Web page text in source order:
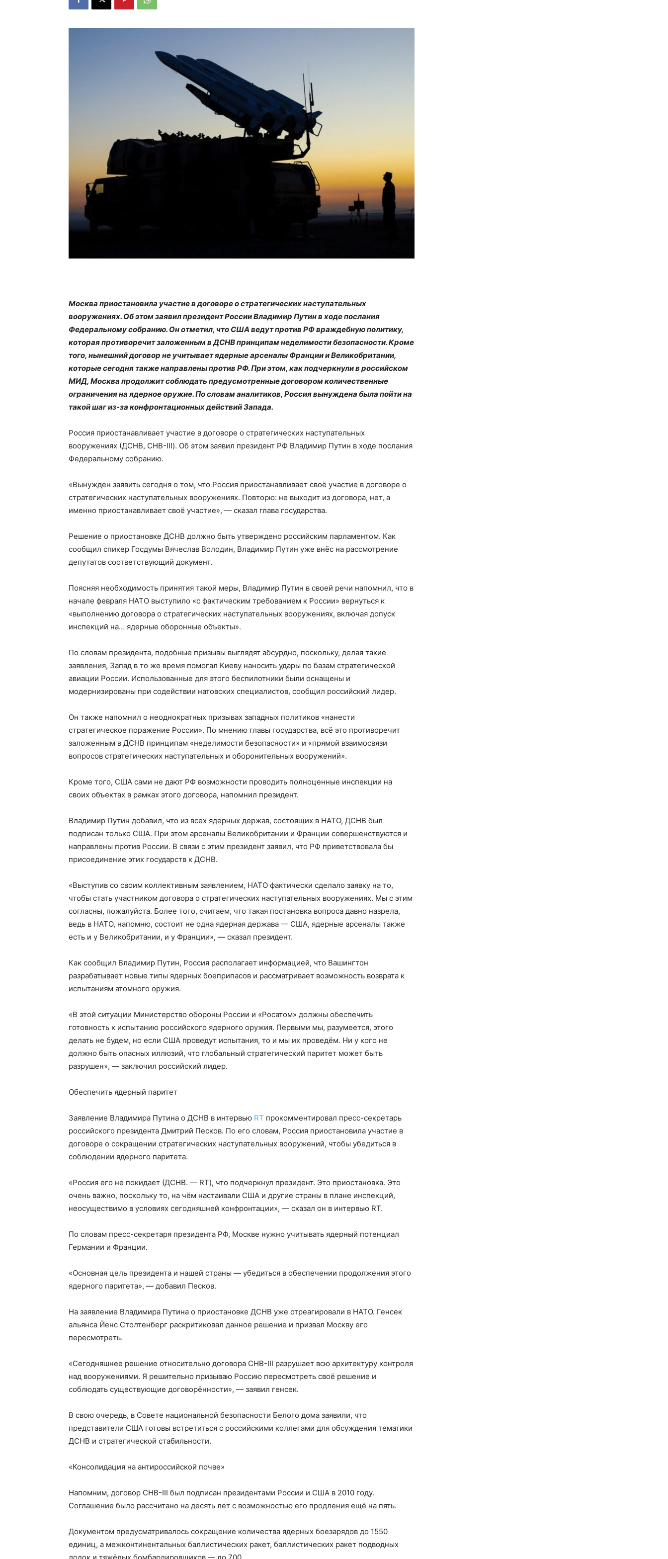
Москва приостановила участие в договоре о стратегических наступательных
вооружениях. Об этом заявил президент России Владимир Путин в ходе послания
Федеральному собранию. Он отметил, что США ведут против РФ враждебную политику,
которая противоречит заложенным в ДСНВ принципам неделимости безопасности. Кроме
того, нынешний договор не учитывает ядерные арсеналы Франции и Великобритании,
которые сегодня также направлены против РФ. При этом, как подчеркнули в российском
МИД, Москва продолжит соблюдать предусмотренные договором количественные
ограничения на ядерное оружие. По словам аналитиков, Россия вынуждена была пойти на
такой шаг из-за конфронтационных действий Запада.
Россия приостанавливает участие в договоре о стратегических наступательных
вооружениях (ДСНВ, СНВ-III). Об этом заявил президент РФ Владимир Путин в ходе послания
Федеральному собранию.
«Вынужден заявить сегодня о том, что Россия приостанавливает своё участие в договоре о
стратегических наступательных вооружениях. Повторю: не выходит из договора, нет, а
именно приостанавливает своё участие», — сказал глава государства.
Решение о приостановке ДСНВ должно быть утверждено российским парламентом. Как
сообщил спикер Госдумы Вячеслав Володин, Владимир Путин уже внёс на рассмотрение
депутатов соответствующий документ.
Поясняя необходимость принятия такой меры, Владимир Путин в своей речи напомнил, что в
начале февраля НАТО выступило «с фактическим требованием к России» вернуться к
«выполнению договора о стратегических наступательных вооружениях, включая допуск
инспекций на… ядерные оборонные объекты».
По словам президента, подобные призывы выглядят абсурдно, поскольку, делая такие
заявления, Запад в то же время помогал Киеву наносить удары по базам стратегической
авиации России. Использованные для этого беспилотники были оснащены и
модернизированы при содействии натовских специалистов, сообщил российский лидер.
Он также напомнил о неоднократных призывах западных политиков «нанести
стратегическое поражение России». По мнению главы государства, всё это противоречит
заложенным в ДСНВ принципам «неделимости безопасности» и «прямой взаимосвязи
вопросов стратегических наступательных и оборонительных вооружений».
Кроме того, США сами не дают РФ возможности проводить полноценные инспекции на
своих объектах в рамках этого договора, напомнил президент.
Владимир Путин добавил, что из всех ядерных держав, состоящих в НАТО, ДСНВ был
подписан только США. При этом арсеналы Великобритании и Франции совершенствуются и
направлены против России. В связи с этим президент заявил, что РФ приветствовала бы
присоединение этих государств к ДСНВ.
«Выступив со своим коллективным заявлением, НАТО фактически сделало заявку на то,
чтобы стать участником договора о стратегических наступательных вооружениях. Мы с этим
согласны, пожалуйста. Более того, считаем, что такая постановка вопроса давно назрела,
ведь в НАТО, напомню, состоит не одна ядерная держава — США, ядерные арсеналы также
есть и у Великобритании, и у Франции», — сказал президент.
Как сообщил Владимир Путин, Россия располагает информацией, что Вашингтон
разрабатывает новые типы ядерных боеприпасов и рассматривает возможность возврата к
испытаниям атомного оружия.
«В этой ситуации Министерство обороны России и «Росатом» должны обеспечить
готовность к испытанию российского ядерного оружия. Первыми мы, разумеется, этого
делать не будем, но если США проведут испытания, то и мы их проведём. Ни у кого не
должно быть опасных иллюзий, что глобальный стратегический паритет может быть
разрушен», — заключил российский лидер.
Обеспечить ядерный паритет
Заявление Владимира Путина о ДСНВ в интервью RT прокомментировал пресс-секретарь
российского президента Дмитрий Песков. По его словам, Россия приостановила участие в
договоре о сокращении стратегических наступательных вооружений, чтобы убедиться в
соблюдении ядерного паритета.
«Россия его не покидает (ДСНВ. — RT), что подчеркнул президент. Это приостановка. Это
очень важно, поскольку то, на чём настаивали США и другие страны в плане инспекций,
неосуществимо в условиях сегодняшней конфронтации», — сказал он в интервью RT.
По словам пресс-секретаря президента РФ, Москве нужно учитывать ядерный потенциал
Германии и Франции.
«Основная цель президента и нашей страны — убедиться в обеспечении продолжения этого
ядерного паритета», — добавил Песков.
На заявление Владимира Путина о приостановке ДСНВ уже отреагировали в НАТО. Генсек
альянса Йенс Столтенберг раскритиковал данное решение и призвал Москву его
пересмотреть.
«Сегодняшнее решение относительно договора СНВ-III разрушает всю архитектуру контроля
над вооружениями. Я решительно призываю Россию пересмотреть своё решение и
соблюдать существующие договорённости», — заявил генсек.
В свою очередь, в Совете национальной безопасности Белого дома заявили, что
представители США готовы встретиться с российскими коллегами для обсуждения тематики
ДСНВ и стратегической стабильности.
«Консолидация на антироссийской почве»
Напомним, договор СНВ-III был подписан президентами России и США в 2010 году.
Соглашение было рассчитано на десять лет с возможностью его продления ещё на пять.
Документом предусматривалось сокращение количества ядерных боезарядов до 1550
единиц, а межконтинентальных баллистических ракет, баллистических ракет подводных